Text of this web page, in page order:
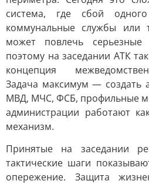
система, где сбой
коммунальные службы или
может повлечь серьезные
поэтому на заседании АТК
концепция
Задача максимум — создать
МВД, МЧС, ФСБ, профильные
администрации работают
механизм.
Принятые на заседании
тактические шаги
опережение. Защита